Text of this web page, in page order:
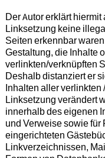
Der Autor erklärt
Linksetzung keine
Seiten erkennbar
Gestaltung, die Inhalte
verlinkten/verknüpften
Deshalb distanziert er
Inhalten aller verlinkten
Linksetzung verändert
innerhalb des eigenen
und Verweise sowie für
eingerichteten
Linkverzeichnissen,